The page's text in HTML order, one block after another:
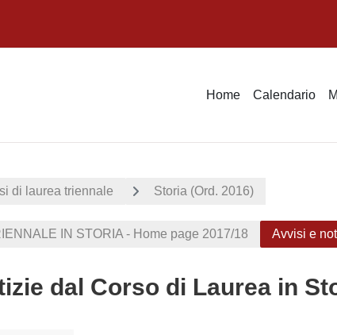
Home Calendario
di laurea triennale Storia (Ord. 2016)
IN STORIA - Home page 2017/18 Avvisi e
dal Corso di Laurea in